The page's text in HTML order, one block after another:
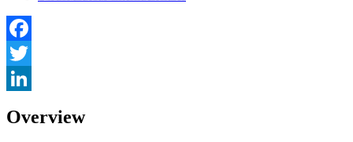
Facebook
Twitter
Overview